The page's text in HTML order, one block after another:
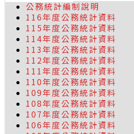
公務統計編制說明
116年度公務統計資料
115年度公務統計資料
114年度公務統計資料
113年度公務統計資料
112年度公務統計資料
111年度公務統計資料
110年度公務統計資料
109年度公務統計資料
108年度公務統計資料
107年度公務統計資料
106年度公務統計資料